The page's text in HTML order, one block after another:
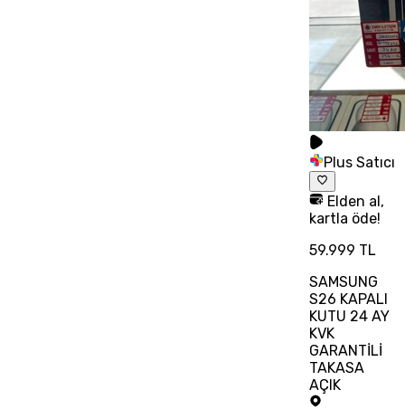
Plus Satıcı
Elden al,
kartla öde!
59.999 TL
SAMSUNG
S26 KAPALI
KUTU 24 AY
KVK
GARANTİLİ
TAKASA
AÇIK